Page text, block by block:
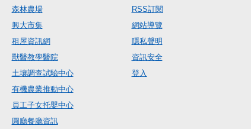
森林農場
興大市集
租屋資訊網
獸醫教學醫院
土壤調查試驗中心
有機農業推動中心
員工子女托嬰中心
圓廳餐廳資訊
RSS訂閱
網站導覽
隱私聲明
資訊安全
登入